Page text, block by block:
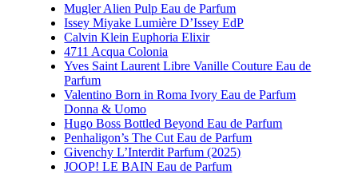
Mugler Alien Pulp Eau de Parfum
Issey Miyake Lumière D’Issey EdP
Calvin Klein Euphoria Elixir
4711 Acqua Colonia
Yves Saint Laurent Libre Vanille Couture Eau de
Parfum
Valentino Born in Roma Ivory Eau de Parfum
Donna & Uomo
Hugo Boss Bottled Beyond Eau de Parfum
Penhaligon’s The Cut Eau de Parfum
Givenchy L’Interdit Parfum (2025)
JOOP! LE BAIN Eau de Parfum